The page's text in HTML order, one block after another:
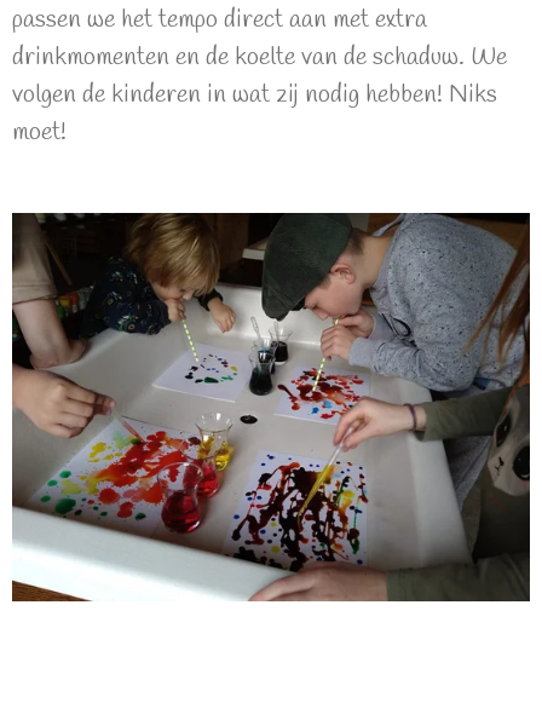
passen we het tempo direct aan met extra
drinkmomenten en de koelte van de schaduw. We
volgen de kinderen in wat zij nodig hebben! Niks
moet!